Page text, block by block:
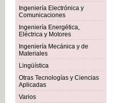
Ingeniería Electrónica y
Comunicaciones
Ingeniería Energética,
Eléctrica y Motores
Ingeniería Mecánica y de
Materiales
Lingüística
Otras Tecnologías y Ciencias
Aplicadas
Varios